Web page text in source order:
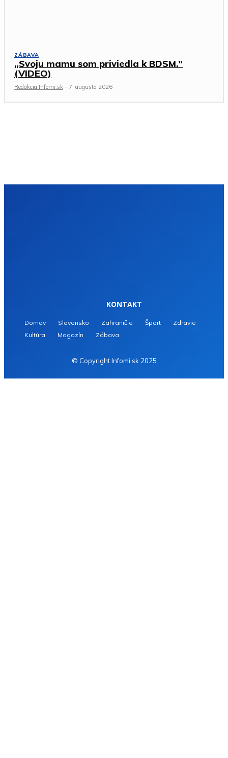
ZÁBAVA
„Svoju mamu som priviedla k BDSM.”
(VIDEO)
Redakcia Infomi.sk - 7. augusta 2026
KONTAKT
Domov Slovensko Zahraničie Šport
Zdravie
Kultúra
Magazín Zábava
© Copyright Infomi.sk 2025